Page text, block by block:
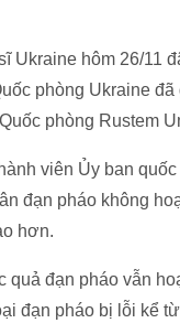
Ukraine hôm 26/11
phòng Ukraine
phòng Rustem
viên Ủy ban
đạn pháo không
hơn.
quả đạn pháo vẫn
đạn pháo bị lỗi kể